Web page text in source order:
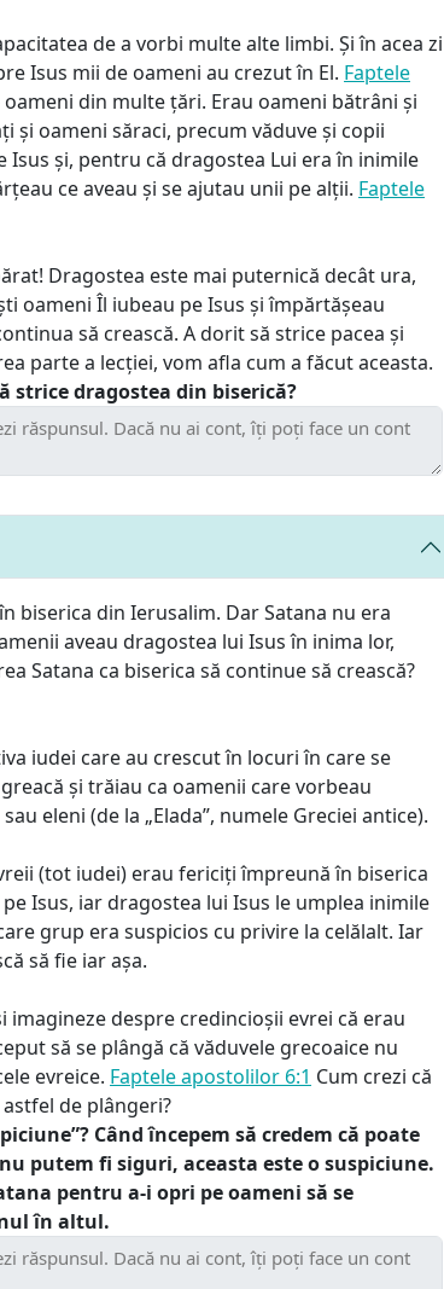
de a vorbi multe alte limbi. Și în acea zi
Isus mii de oameni au crezut în El. Faptele
din multe țări. Erau oameni bătrâni și
și oameni săraci, precum văduve și copii
Isus și, pentru că dragostea Lui era în inimile
ce aveau și se ajutau unii pe alții. Faptele
Dragostea este mai puternică decât ura,
oameni Îl iubeau pe Isus și împărtășeau
să crească. A dorit să strice pacea și
parte a lecției, vom afla cum a făcut aceasta.
strice dragostea din biserică?
biserica din Ierusalim. Dar Satana nu era
aveau dragostea lui Isus în inima lor,
Satana ca biserica să continue să crească?
iudei care au crescut în locuri în care se
și trăiau ca oamenii care vorbeau
eleni (de la „Elada”, numele Greciei antice).
(tot iudei) erau fericiți împreună în biserica
Isus, iar dragostea lui Isus le umplea inimile
grup era suspicios cu privire la celălalt. Iar
să fie iar așa.
imagineze despre credincioșii evrei că erau
să se plângă că văduvele grecoaice nu
evreice. Faptele apostolilor 6:1 Cum crezi că
de plângeri?
Când începem să credem că poate
putem fi siguri, aceasta este o suspiciune.
pentru a-i opri pe oameni să se
în altul.